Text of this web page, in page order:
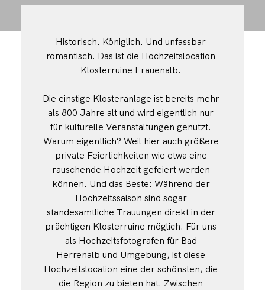
Historisch. Königlich. Und unfassbar
romantisch. Das ist die Hochzeitslocation
Klosterruine Frauenalb.
Die einstige Klosteranlage ist bereits mehr
als 800 Jahre alt und wird eigentlich nur
für kulturelle Veranstaltungen genutzt.
Warum eigentlich? Weil hier auch größere
private Feierlichkeiten wie etwa eine
rauschende Hochzeit gefeiert werden
können. Und das Beste: Während der
Hochzeitssaison sind sogar
standesamtliche Trauungen direkt in der
prächtigen Klosterruine möglich. Für uns
als Hochzeitsfotografen für Bad
Herrenalb und Umgebung, ist diese
Hochzeitslocation eine der schönsten, die
die Region zu bieten hat. Zwischen